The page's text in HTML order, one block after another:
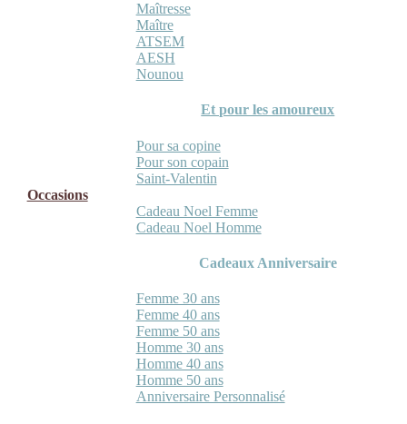
Maîtresse
Maître
ATSEM
AESH
Nounou
Et pour les amoureux
Pour sa copine
Pour son copain
Saint-Valentin
Occasions
Cadeau Noel Femme
Cadeau Noel Homme
Cadeaux Anniversaire
Femme 30 ans
Femme 40 ans
Femme 50 ans
Homme 30 ans
Homme 40 ans
Homme 50 ans
Anniversaire Personnalisé